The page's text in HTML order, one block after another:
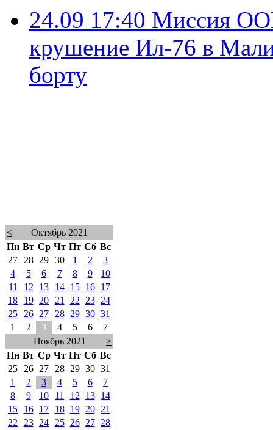
24.09 17:40 Миссия
крушение Ил-76 в
борту
<
Октябрь 2021
Пн Вт Ср Чт Пт Сб Вс
27
28 29 30 1 2
3
4
5 6 7 8 9
10
11
12 13 14 15 16
17
18
19 20 21 22 23
24
25
26 27 28 29 30 31
1
2 3 4 5 6
7
Ноябрь 2021
>
Пн Вт Ср Чт Пт Сб Вс
25
26 27 28 29 30 31
1
2 3 4 5 6
7
8
9 10 11 12 13
14
15
16 17 18 19 20
21
22
23 24 25 26 27 28